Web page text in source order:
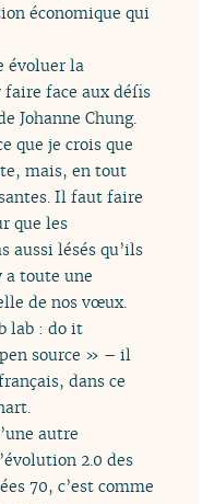
économique qui
la
face aux défis
Johanne Chung.
que je crois que
mais, en tout
Il faut faire
que les
aussi lésés qu’ils
a toute une
de nos vœux.
lab : do it
source » – il
dans ce
autre
2.0 des
70, c’est comme